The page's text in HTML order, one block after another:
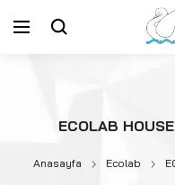
ECOLAB
Anasayfa Ecolab